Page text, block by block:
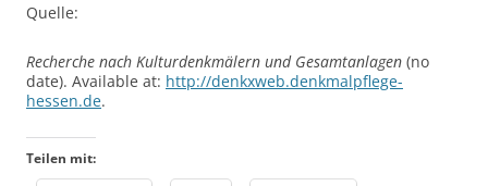
Quelle:
Recherche nach Kulturdenkmälern und Gesamtanlagen (no
date). Available at: http://denkxweb.denkmalpflege-
hessen.de.
Teilen mit: